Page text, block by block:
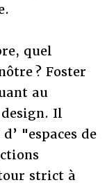
quel
? Foster
au
Il
"espaces de
strict à